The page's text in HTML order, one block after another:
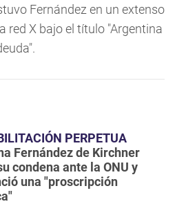
Fernández en un extenso
red X bajo el título "Argentina
PERPETUA
Fernández de Kirchner
condena ante la ONU y
una "proscripción